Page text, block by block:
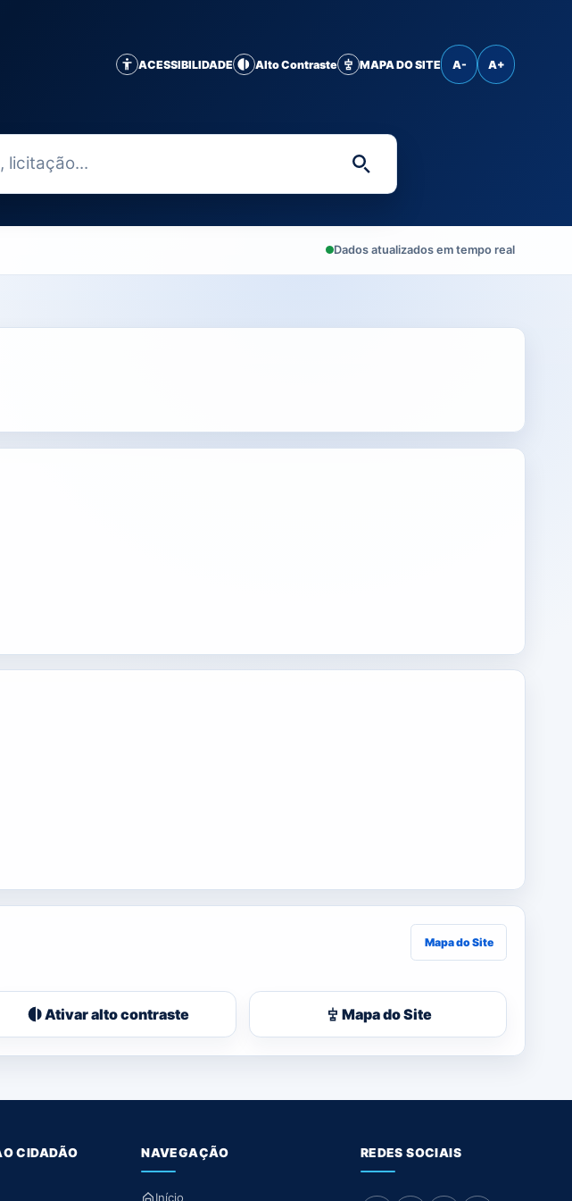
ACESSIBILIDADE Alto Contraste MAPA DO SITE A- A+
Digite uma palavra-
Dados atualizados em tempo real
Mapa do Site
Ativar alto contraste Mapa do Site
CIDADÃO NAVEGAÇÃO
Início
REDES SOCIAIS